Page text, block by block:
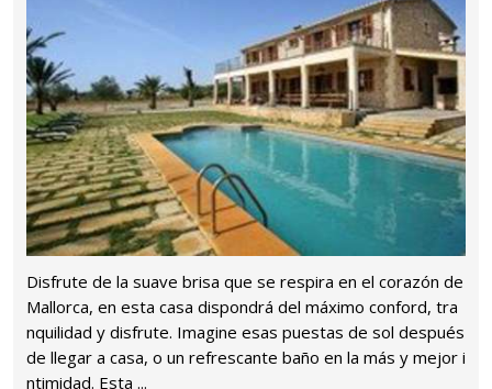
Disfrute de la suave brisa que se respira en el corazón de
Mallorca, en esta casa dispondrá del máximo conford, tra
nquilidad y disfrute. Imagine esas puestas de sol después
de llegar a casa, o un refrescante baño en la más y mejor i
ntimidad. Esta ...